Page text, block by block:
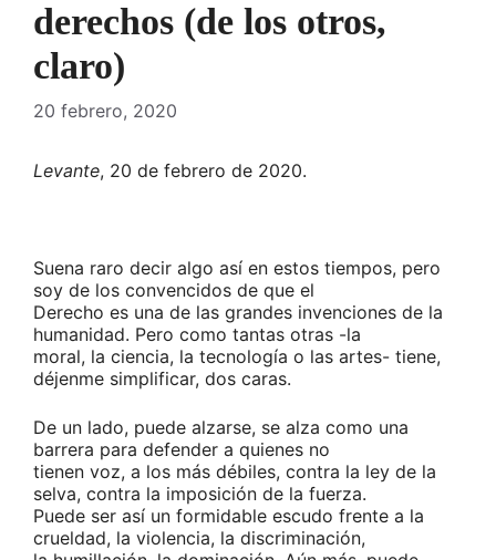
derechos (de los otros,
claro)
20 febrero, 2020
Levante, 20 de febrero de 2020.
Suena raro decir algo así en estos tiempos, pero
soy de los convencidos de que el
Derecho es una de las grandes invenciones de la
humanidad. Pero como tantas otras -la
moral, la ciencia, la tecnología o las artes- tiene,
déjenme simplificar, dos caras.
De un lado, puede alzarse, se alza como una
barrera para defender a quienes no
tienen voz, a los más débiles, contra la ley de la
selva, contra la imposición de la fuerza.
Puede ser así un formidable escudo frente a la
crueldad, la violencia, la discriminación,